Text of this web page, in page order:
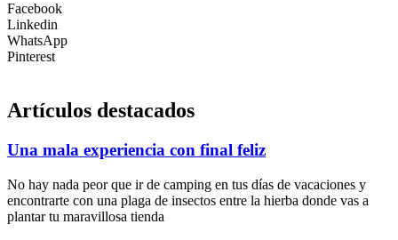
Facebook
Linkedin
WhatsApp
Pinterest
Artículos destacados
Una mala experiencia con final feliz
No hay nada peor que ir de camping en tus días de vacaciones y
encontrarte con una plaga de insectos entre la hierba donde vas a
plantar tu maravillosa tienda